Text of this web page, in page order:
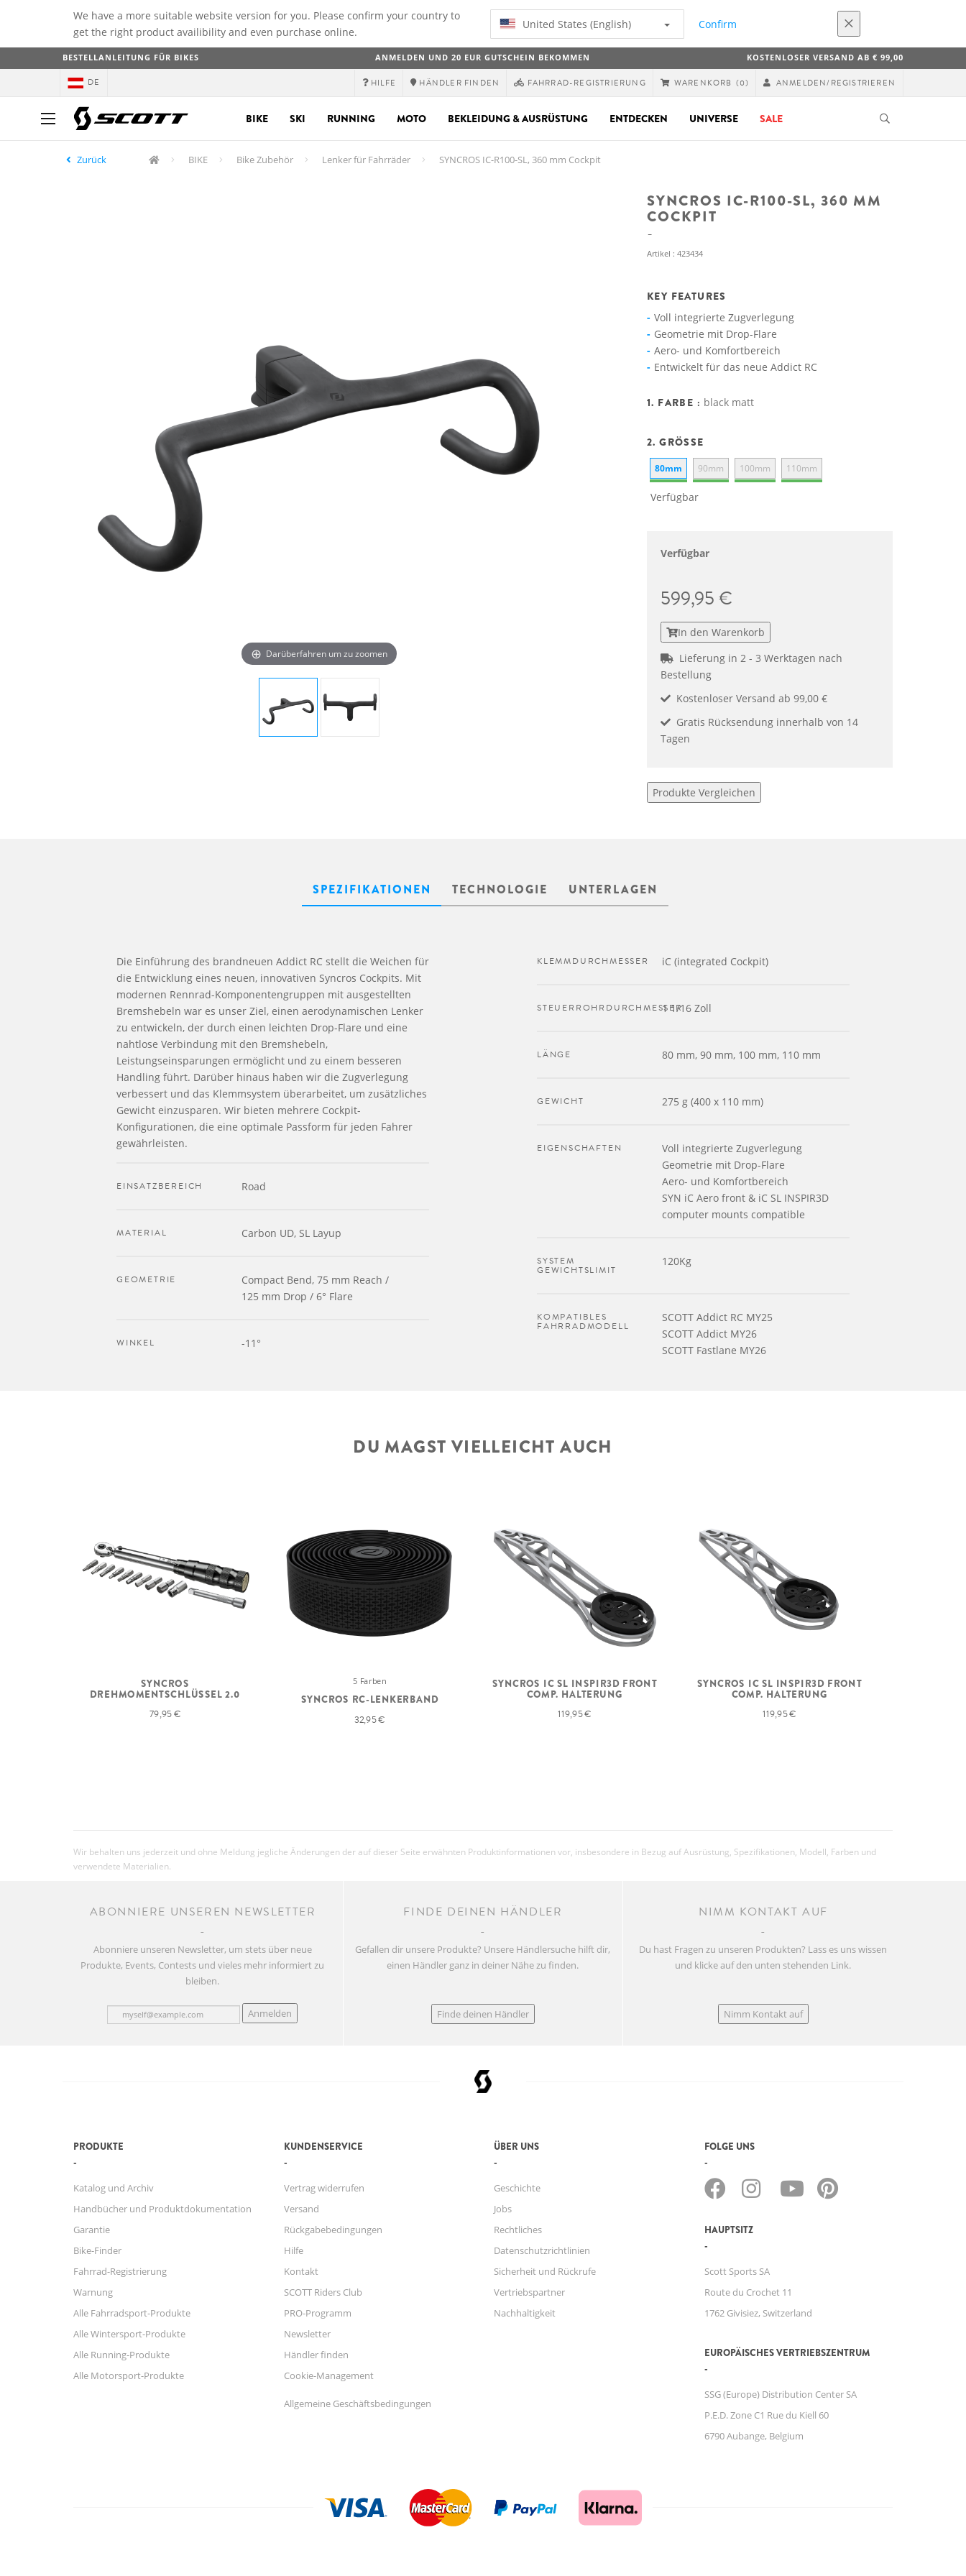
We have a more suitable website version for you. Please confirm your country to
get the right product availibility and even purchase online.
United States (English) Confirm
BESTELLANLEITUNG FÜR BIKES ANMELDEN UND 20 EUR GUTSCHEIN BEKOMMEN KOSTENLOSER VERSAND AB € 99,00
DE HILFE HÄNDLER FINDEN FAHRRAD-REGISTRIERUNG WARENKORB (0) ANMELDEN/REGISTRIEREN
BIKE SKI RUNNING MOTO BEKLEIDUNG & AUSRÜSTUNG ENTDECKEN UNIVERSE SALE
Zurück BIKE Bike Zubehör Lenker für Fahrräder SYNCROS IC-R100-SL, 360 mm Cockpit
SYNCROS IC-R100-SL, 360 MM
COCKPIT
Artikel : 423434
Darüberfahren um zu zoomen
KEY FEATURES
Voll integrierte Zugverlegung
Geometrie mit Drop-Flare
Aero- und Komfortbereich
Entwickelt für das neue Addict RC
1. FARBE : black matt
2. GRÖSSE
80mm 90mm 100mm 110mm
Verfügbar
Verfügbar
599,95 €
In den Warenkorb
Lieferung in 2 - 3 Werktagen nach
Bestellung
Kostenloser Versand ab 99,00 €
Gratis Rücksendung innerhalb von 14
Tagen
Produkte Vergleichen
SPEZIFIKATIONEN TECHNOLOGIE UNTERLAGEN
Die Einführung des brandneuen Addict RC stellt die Weichen für
die Entwicklung eines neuen, innovativen Syncros Cockpits. Mit
modernen Rennrad-Komponentengruppen mit ausgestellten
Bremshebeln war es unser Ziel, einen aerodynamischen Lenker
zu entwickeln, der durch einen leichten Drop-Flare und eine
nahtlose Verbindung mit den Bremshebeln,
Leistungseinsparungen ermöglicht und zu einem besseren
Handling führt. Darüber hinaus haben wir die Zugverlegung
verbessert und das Klemmsystem überarbeitet, um zusätzliches
Gewicht einzusparen. Wir bieten mehrere Cockpit-
Konfigurationen, die eine optimale Passform für jeden Fahrer
gewährleisten.
EINSATZBEREICH Road
MATERIAL Carbon UD, SL Layup
GEOMETRIE
Compact Bend, 75 mm Reach /
125 mm Drop / 6° Flare
WINKEL -11°
KLEMMDURCHMESSER iC (integrated Cockpit)
STEUERROHRDURCHMESSER1 1/16 Zoll
LÄNGE 80 mm, 90 mm, 100 mm, 110 mm
GEWICHT 275 g (400 x 110 mm)
EIGENSCHAFTEN
Voll integrierte Zugverlegung
Geometrie mit Drop-Flare
Aero- und Komfortbereich
SYN iC Aero front & iC SL INSPIR3D
computer mounts compatible
SYSTEM
GEWICHTSLIMIT
120Kg
KOMPATIBLES
FAHRRADMODELL
SCOTT Addict RC MY25
SCOTT Addict MY26
SCOTT Fastlane MY26
DU MAGST VIELLEICHT AUCH
SYNCROS
DREHMOMENTSCHLÜSSEL 2.0
79,95 €
5 Farben
SYNCROS RC-LENKERBAND
32,95 €
SYNCROS IC SL INSPIR3D FRONT
COMP. HALTERUNG
119,95 €
SYNCROS IC SL INSPIR3D FRONT
COMP. HALTERUNG
119,95 €
Wir behalten uns jederzeit und ohne Meldung jegliche Änderungen der auf dieser Seite erwähnten Produktinformationen vor, insbesondere in Bezug auf Ausrüstung, Spezifikationen, Modell, Farben und
verwendete Materialien.
ABONNIERE UNSEREN NEWSLETTER
Abonniere unseren Newsletter, um stets über neue
Produkte, Events, Contests und vieles mehr informiert zu
bleiben.
Anmelden
FINDE DEINEN HÄNDLER
Gefallen dir unsere Produkte? Unsere Händlersuche hilft dir,
einen Händler ganz in deiner Nähe zu finden.
Finde deinen Händler
NIMM KONTAKT AUF
Du hast Fragen zu unseren Produkten? Lass es uns wissen
und klicke auf den unten stehenden Link.
Nimm Kontakt auf
PRODUKTE
Katalog und Archiv
Handbücher und Produktdokumentation
Garantie
Bike-Finder
Fahrrad-Registrierung
Warnung
Alle Fahrradsport-Produkte
Alle Wintersport-Produkte
Alle Running-Produkte
Alle Motorsport-Produkte
KUNDENSERVICE
Vertrag widerrufen
Versand
Rückgabebedingungen
Hilfe
Kontakt
SCOTT Riders Club
PRO-Programm
Newsletter
Händler finden
Cookie-Management
Allgemeine Geschäftsbedingungen
ÜBER UNS
Geschichte
Jobs
Rechtliches
Datenschutzrichtlinien
Sicherheit und Rückrufe
Vertriebspartner
Nachhaltigkeit
FOLGE UNS
HAUPTSITZ
Scott Sports SA
Route du Crochet 11
1762 Givisiez, Switzerland
EUROPÄISCHES VERTRIEBSZENTRUM
SSG (Europe) Distribution Center SA
P.E.D. Zone C1 Rue du Kiell 60
6790 Aubange, Belgium